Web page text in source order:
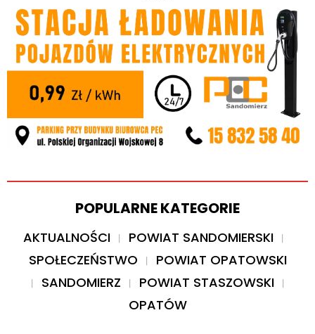
POPULARNE KATEGORIE
AKTUALNOŚCI
POWIAT SANDOMIERSKI
SPOŁECZEŃSTWO
POWIAT OPATOWSKI
SANDOMIERZ
POWIAT STASZOWSKI
OPATÓW